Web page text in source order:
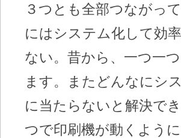
３つとも全部つながっ
にはシステム化して効
ない。昔から、一つ一
ます。またどんなにシ
に当たらないと解決で
つで印刷機が動くよう